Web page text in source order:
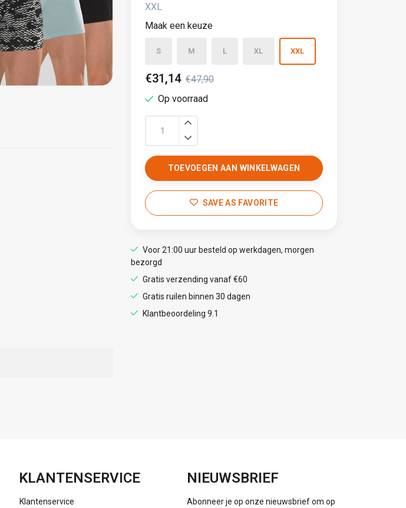
XXL
Maak een keuze
S M L XL XXL
€31,14 €47,90
Op voorraad
TOEVOEGEN AAN WINKELWAGEN
SAVE AS FAVORITE
Voor 21:00 uur besteld op werkdagen, morgen
bezorgd
Gratis verzending vanaf €60
Gratis ruilen binnen 30 dagen
Klantbeoordeling 9.1
KLANTENSERVICE
Klantenservice
NIEUWSBRIEF
Abonneer je op onze nieuwsbrief om op